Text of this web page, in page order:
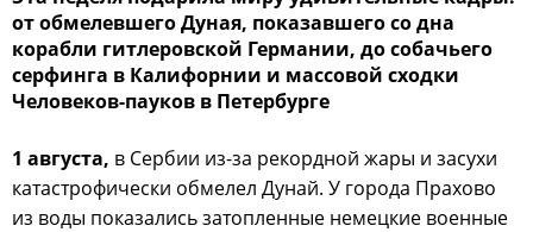
от обмелевшего Дуная, показавшего со дна
корабли гитлеровской Германии, до собачьего
серфинга в Калифорнии и массовой сходки
Человеков-пауков в Петербурге
1 августа, в Сербии из-за рекордной жары и засухи
катастрофически обмелел Дунай. У города Прахово
из воды показались затопленные немецкие военные